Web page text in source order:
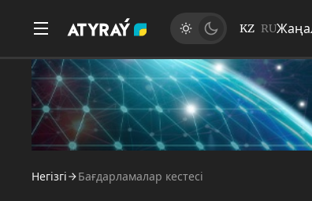
KZ RU
Негізгі Бағдарламалар кестесі